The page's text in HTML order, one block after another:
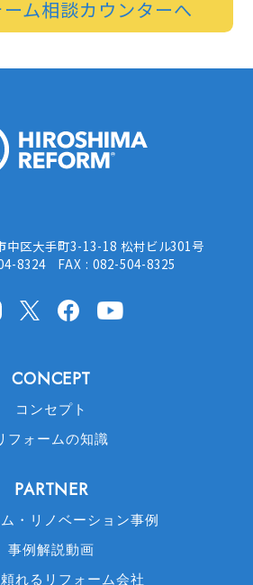
ム相談カウンターへ
中区大手町3-13-18 松村ビル301号
8324 FAX : 082-504-8325
InstagramX(Twitter)facebook
CONCEPT
コンセプト
フォームの知識
PARTNER
・リノベーション事例
事例解説動画
れるリフォーム会社